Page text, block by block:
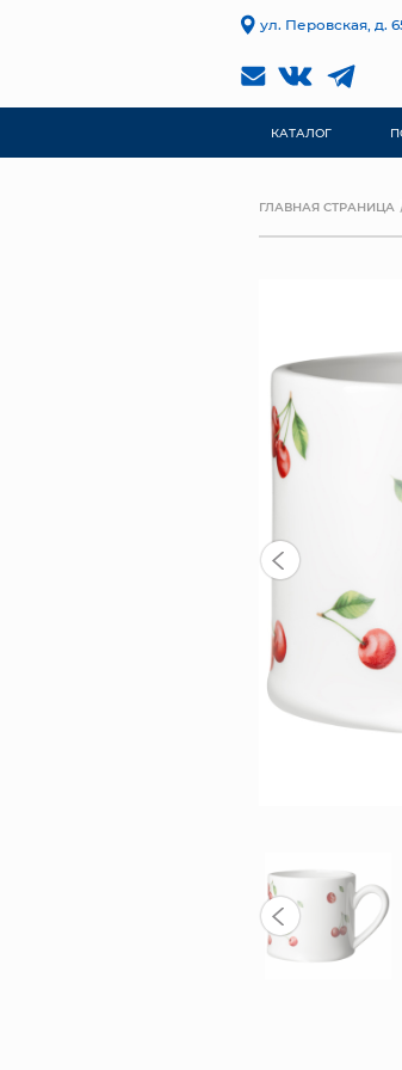
ул. Перовская, д.
КАТАЛОГ
ГЛАВНАЯ СТРАНИЦА